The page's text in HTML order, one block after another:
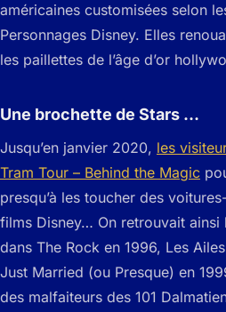
américaines customisées selon
Personnages Disney. Elles
les paillettes de l’âge d’or
Une brochette de Stars …
Jusqu’en janvier 2020, les
Tram Tour – Behind the Magic
presqu’à les toucher des
films Disney… On retrouvait ainsi
dans The Rock en 1996, Les
Just Married (ou Presque) en
des malfaiteurs des 101